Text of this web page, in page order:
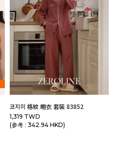
코지미 格紋 睡衣 套裝 83852
1,319 TWD
(参考 : 342.94 HKD)